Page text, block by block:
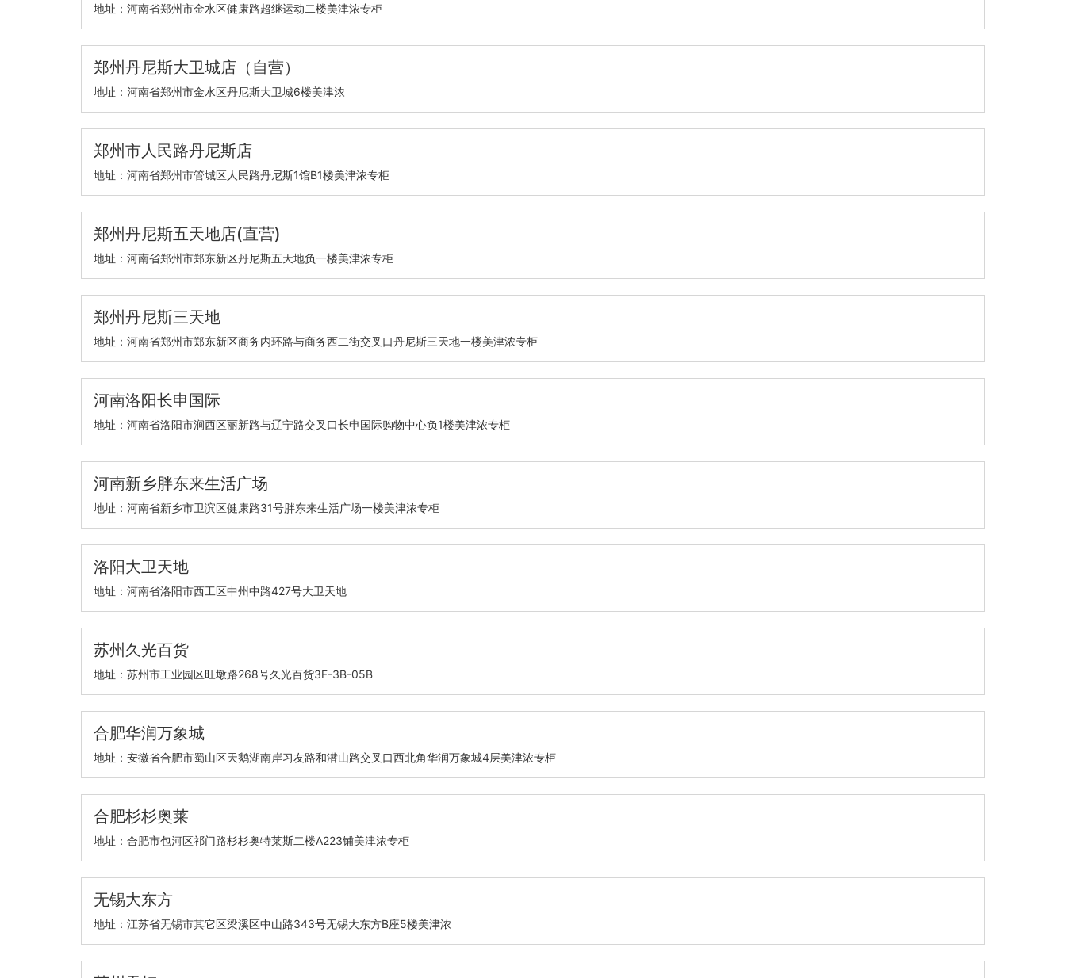
地址：河南省郑州市金水区健康路超继运动二楼美津浓专柜
郑州丹尼斯大卫城店（自营）
地址：河南省郑州市金水区丹尼斯大卫城6楼美津浓
郑州市人民路丹尼斯店
地址：河南省郑州市管城区人民路丹尼斯1馆B1楼美津浓专柜
郑州丹尼斯五天地店(直营)
地址：河南省郑州市郑东新区丹尼斯五天地负一楼美津浓专柜
郑州丹尼斯三天地
地址：河南省郑州市郑东新区商务内环路与商务西二街交叉口丹尼斯三天地一楼美津浓专柜
河南洛阳长申国际
地址：河南省洛阳市涧西区丽新路与辽宁路交叉口长申国际购物中心负1楼美津浓专柜
河南新乡胖东来生活广场
地址：河南省新乡市卫滨区健康路31号胖东来生活广场一楼美津浓专柜
洛阳大卫天地
地址：河南省洛阳市西工区中州中路427号大卫天地
苏州久光百货
地址：苏州市工业园区旺墩路268号久光百货3F-3B-05B
合肥华润万象城
地址：安徽省合肥市蜀山区天鹅湖南岸习友路和潜山路交叉口西北角华润万象城4层美津浓专柜
合肥杉杉奥莱
地址：合肥市包河区祁门路杉杉奥特莱斯二楼A223铺美津浓专柜
无锡大东方
地址：江苏省无锡市其它区梁溪区中山路343号无锡大东方B座5楼美津浓